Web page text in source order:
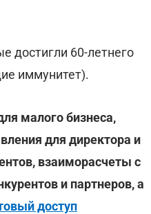
достигли 60-летнего
иммунитет).
малого бизнеса,
для директора и
взаиморасчеты с
и партнеров, а
доступ